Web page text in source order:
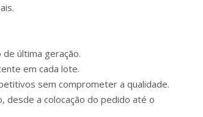
última geração.
em cada lote.
sem comprometer a qualidade.
desde a colocação do pedido até o